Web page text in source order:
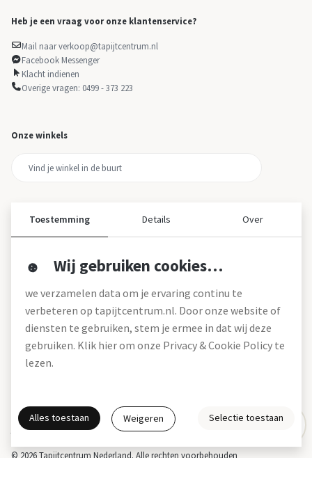
Heb je een vraag voor onze klantenservice?
Mail naar verkoop@tapijtcentrum.nl
Facebook Messenger
Klacht indienen
Overige vragen: 0499 - 373 223
Onze winkels
Over tapijtcentrum
Werken bij
Montageservice
Blog
© 2026 Tapijtcentrum Nederland. Alle rechten voorbehouden
Actie- en betalingsvoorwaarden * Disclaimer
Gratis interieuradvies
Toestemming Details Over
Wij gebruiken cookies…
we verzamelen data om je ervaring continu te
verbeteren op tapijtcentrum.nl. Door onze website of
diensten te gebruiken, stem je ermee in dat wij deze
gebruiken. Klik hier om onze Privacy & Cookie Policy te
lezen.
Alles toestaan Weigeren Selectie toestaan